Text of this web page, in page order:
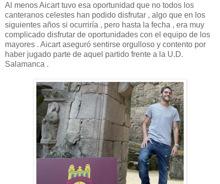
Al menos Aicart tuvo esa oportunidad que no todos los
canteranos celestes han podido disfrutar , algo que en los
siguientes años si ocurriría , pero hasta la fecha , era muy
complicado disfrutar de oportunidades con el equipo de los
mayores . Aicart aseguró sentirse orgulloso y contento por
haber jugado parte de aquel partido frente a la U.D.
Salamanca .